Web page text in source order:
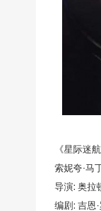
《星际迷
索妮夸·马
导演: 奥拉
编剧: 吉恩